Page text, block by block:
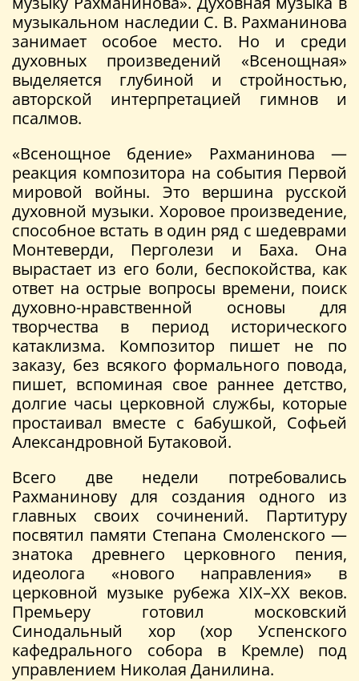
музыкальном наследии С. В. Рахманинова
занимает особое место. Но и среди
духовных произведений «Всенощная»
выделяется глубиной и стройностью,
авторской интерпретацией гимнов и
псалмов.
«Всенощное бдение» Рахманинова —
реакция композитора на события Первой
мировой войны. Это вершина русской
духовной музыки. Хоровое произведение,
способное встать в один ряд с шедеврами
Монтеверди, Перголези и Баха. Она
вырастает из его боли, беспокойства, как
ответ на острые вопросы времени, поиск
духовно-нравственной основы для
творчества в период исторического
катаклизма. Композитор пишет не по
заказу, без всякого формального повода,
пишет, вспоминая свое раннее детство,
долгие часы церковной службы, которые
простаивал вместе с бабушкой, Софьей
Александровной Бутаковой.
Всего две недели потребовались
Рахманинову для создания одного из
главных своих сочинений. Партитуру
посвятил памяти Степана Смоленского —
знатока древнего церковного пения,
идеолога «нового направления» в
церковной музыке рубежа XIX–XX веков.
Премьеру готовил московский
Синодальный хор (хор Успенского
кафедрального собора в Кремле) под
управлением Николая Данилина.